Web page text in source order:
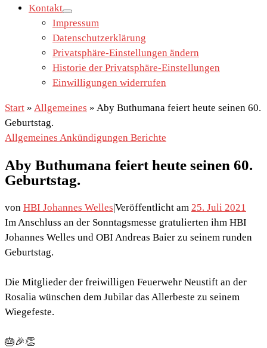
Kontakt
Impressum
Datenschutzerklärung
Privatsphäre-Einstellungen ändern
Historie der Privatsphäre-Einstellungen
Einwilligungen widerrufen
Start » Allgemeines » Aby Buthumana feiert heute seinen 60.
Geburtstag.
Allgemeines Ankündigungen Berichte
Aby Buthumana feiert heute seinen 60.
Geburtstag.
von HBI Johannes Welles|Veröffentlicht am 25. Juli 2021
Im Anschluss an der Sonntagsmesse gratulierten ihm HBI
Johannes Welles und OBI Andreas Baier zu seinem runden
Geburtstag.
Die Mitglieder der freiwilligen Feuerwehr Neustift an der
Rosalia wünschen dem Jubilar das Allerbeste zu seinem
Wiegefeste.
🎂🎉👏